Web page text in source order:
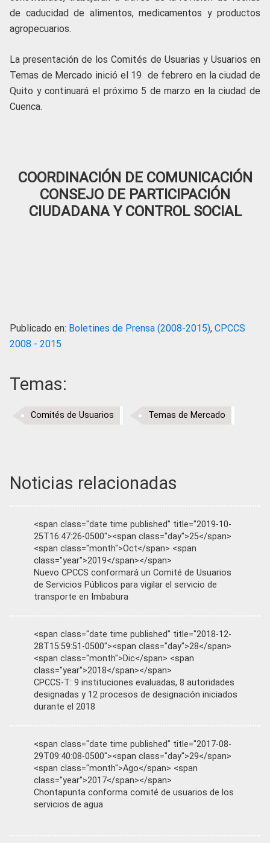
de caducidad de alimentos, medicamentos y productos
agropecuarios.
La presentación de los Comités de Usuarias y Usuarios en
Temas de Mercado inició el 19 de febrero en la ciudad de
Quito y continuará el próximo 5 de marzo en la ciudad de
Cuenca.
COORDINACIÓN DE COMUNICACIÓN
CONSEJO DE PARTICIPACIÓN
CIUDADANA Y CONTROL SOCIAL
Publicado en: Boletines de Prensa (2008-2015), CPCCS
2008 - 2015
Temas:
Comités de Usuarios Temas de Mercado
Noticias relacionadas
<span class="date time published" title="2019-10-
25T16:47:26-0500"><span class="day">25</span>
<span class="month">Oct</span> <span
class="year">2019</span></span>
Nuevo CPCCS conformará un Comité de Usuarios
de Servicios Públicos para vigilar el servicio de
transporte en Imbabura
<span class="date time published" title="2018-12-
28T15:59:51-0500"><span class="day">28</span>
<span class="month">Dic</span> <span
class="year">2018</span></span>
CPCCS-T: 9 instituciones evaluadas, 8 autoridades
designadas y 12 procesos de designación iniciados
durante el 2018
<span class="date time published" title="2017-08-
29T09:40:08-0500"><span class="day">29</span>
<span class="month">Ago</span> <span
class="year">2017</span></span>
Chontapunta conforma comité de usuarios de los
servicios de agua